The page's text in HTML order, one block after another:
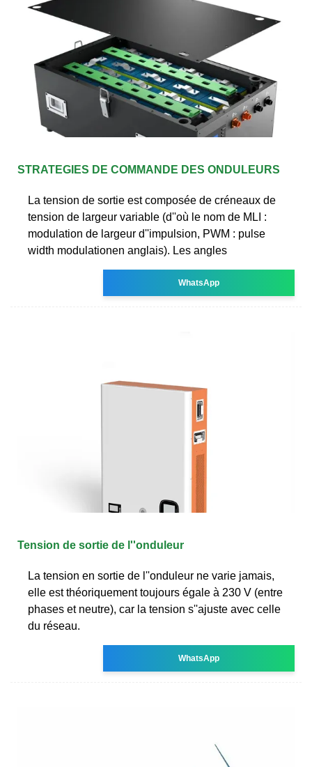
STRATEGIES DE COMMANDE DES ONDULEURS
La tension de sortie est composée de créneaux de
tension de largeur variable (d''où le nom de MLI :
modulation de largeur d''impulsion, PWM : pulse
width modulationen anglais). Les angles
WhatsApp
Tension de sortie de l''onduleur
La tension en sortie de l''onduleur ne varie jamais,
elle est théoriquement toujours égale à 230 V (entre
phases et neutre), car la tension s''ajuste avec celle
du réseau.
WhatsApp